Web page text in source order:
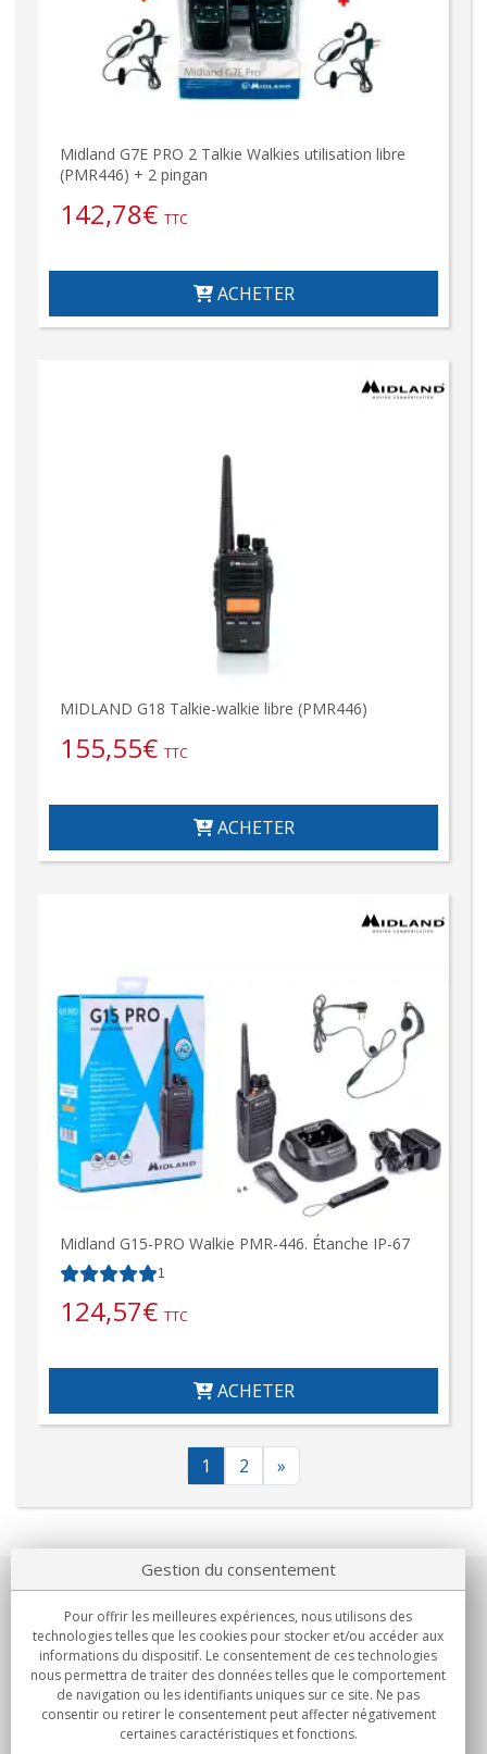
Midland G7E PRO 2 Talkie Walkies utilisation libre
(PMR446) + 2 pingan
142,78€ TTC
ACHETER
MIDLAND G18 Talkie-walkie libre (PMR446)
155,55€ TTC
ACHETER
Midland G15-PRO Walkie PMR-446. Étanche IP-67
1
124,57€ TTC
ACHETER
1 2 »
Notre société
Engagements
Achats
Gestion du consentement
Pour offrir les meilleures expériences, nous utilisons des
technologies telles que les cookies pour stocker et/ou accéder aux
informations du dispositif. Le consentement de ces technologies
nous permettra de traiter des données telles que le comportement
de navigation ou les identifiants uniques sur ce site. Ne pas
consentir ou retirer le consentement peut affecter négativement
certaines caractéristiques et fonctions.